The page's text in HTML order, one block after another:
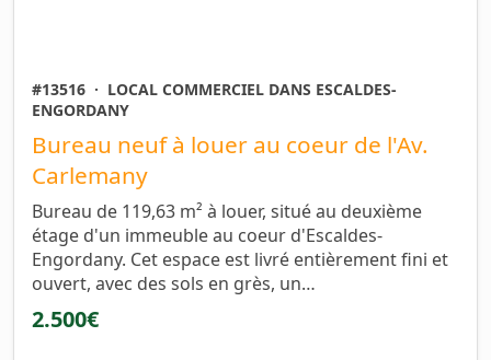
#13516 · LOCAL COMMERCIEL DANS ESCALDES-
ENGORDANY
Bureau neuf à louer au coeur de l'Av.
Carlemany
Bureau de 119,63 m² à louer, situé au deuxième
étage d'un immeuble au coeur d'Escaldes-
Engordany. Cet espace est livré entièrement fini et
ouvert, avec des sols en grès, un…
2.500€